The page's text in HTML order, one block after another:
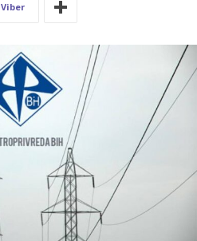
Viber